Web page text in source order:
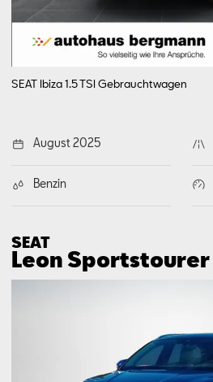
SEAT Ibiza 1.5 TSIGebrauchtwagen
August 2025
Benzin
SEAT
Leon Sports­tourer